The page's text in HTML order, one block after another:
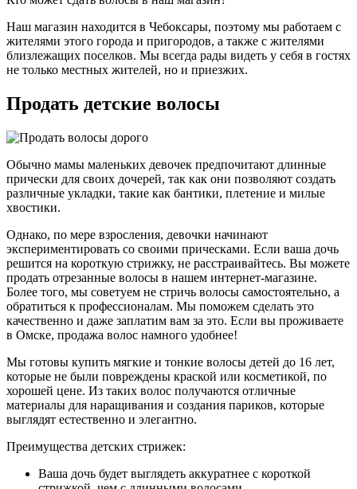
Наш магазин находится в Чебоксары, поэтому мы работаем с
жителями этого города и пригородов, а также с жителями
близлежащих поселков. Мы всегда рады видеть у себя в гостях
не только местных жителей, но и приезжих.
Продать детские волосы
Обычно мамы маленьких девочек предпочитают длинные
прически для своих дочерей, так как они позволяют создать
различные укладки, такие как бантики, плетение и милые
хвостики.
Однако, по мере взросления, девочки начинают
экспериментировать со своими прическами. Если ваша дочь
решится на короткую стрижку, не расстраивайтесь. Вы можете
продать отрезанные волосы в нашем интернет-магазине.
Более того, мы советуем не стричь волосы самостоятельно, а
обратиться к профессионалам. Мы поможем сделать это
качественно и даже заплатим вам за это. Если вы проживаете
в Омске, продажа волос намного удобнее!
Мы готовы купить мягкие и тонкие волосы детей до 16 лет,
которые не были повреждены краской или косметикой, по
хорошей цене. Из таких волос получаются отличные
материалы для наращивания и создания париков, которые
выглядят естественно и элегантно.
Преимущества детских стрижек:
Ваша дочь будет выглядеть аккуратнее с короткой